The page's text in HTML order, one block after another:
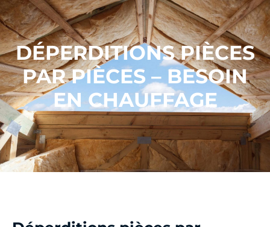
DÉPERDITIONS PIÈCES
PAR PIÈCES – BESOIN
EN CHAUFFAGE